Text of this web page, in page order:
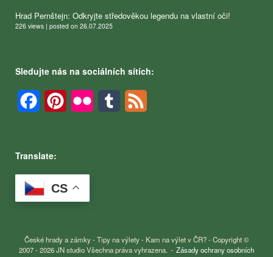
Hrad Pernštejn: Odkryjte středověkou legendu na vlastní oči!
226 views | posted on 26.07.2025
Sledujte nás na sociálních sítích:
FacebookPinterestFlickr Tumblr
Translate:
CS
České hrady a zámky - Tipy na výlety - Kam na výlet v ČR? - Copyright ©
2007 - 2026 JN studio Všechna práva vyhrazena.
Zásady ochrany osobních